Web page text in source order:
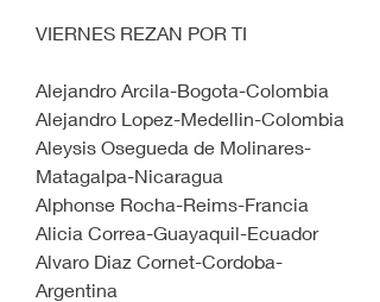
VIERNES REZAN POR TI
Alejandro Arcila-Bogota-Colombia
Alejandro Lopez-Medellin-Colombia
Aleysis Osegueda de Molinares-
Matagalpa-Nicaragua
Alphonse Rocha-Reims-Francia
Alicia Correa-Guayaquil-Ecuador
Alvaro Diaz Cornet-Cordoba-
Argentina